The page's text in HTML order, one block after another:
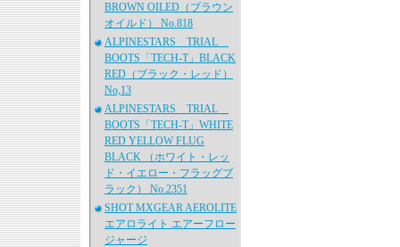
BROWN OILED（ブラウン
オイルド） No.818
ALPINESTARS TRIAL
BOOTS「TECH-T」BLACK
RED（ブラック・レッド）
No,13
ALPINESTARS TRIAL
BOOTS「TECH-T」WHITE
RED YELLOW FLUG
BLACK （ホワイト・レッ
ド・イエロー・フラッグブ
ラック） No.2351
SHOT MXGEAR AEROLITE
エアロライト エアーフロー
ジャージ